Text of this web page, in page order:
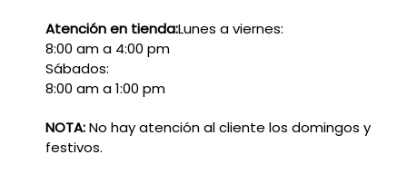
Atención en tienda:Lunes a viernes:
8:00 am a 4:00 pm
Sábados:
8:00 am a 1:00 pm
NOTA:No hay atención al cliente los domingos y
festivos.